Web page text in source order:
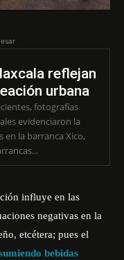
reflejan
urbana
fotografías
evidenciaron la
en la barranca Xico,
influye en las
negativas en la
etcétera; pues el
bebidas